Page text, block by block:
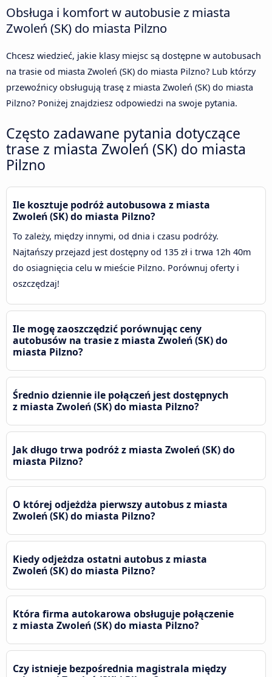
Obsługa i komfort w autobusie z miasta
Zwoleń (SK) do miasta Pilzno
Chcesz wiedzieć, jakie klasy miejsc są dostępne w autobusach
na trasie od miasta Zwoleń (SK) do miasta Pilzno? Lub którzy
przewoźnicy obsługują trasę z miasta Zwoleń (SK) do miasta
Pilzno? Poniżej znajdziesz odpowiedzi na swoje pytania.
Często zadawane pytania dotyczące
trase z miasta Zwoleń (SK) do miasta
Pilzno
Ile kosztuje podróż autobusowa z miasta
Zwoleń (SK) do miasta Pilzno?
To zależy, między innymi, od dnia i czasu podróży.
Najtańszy przejazd jest dostępny od 135 zł i trwa 12h 40m
do osiagnięcia celu w mieście Pilzno. Porównuj oferty i
oszczędzaj!
Ile mogę zaoszczędzić porównując ceny
autobusów na trasie z miasta Zwoleń (SK) do
miasta Pilzno?
Średnio dziennie ile połączeń jest dostępnych
z miasta Zwoleń (SK) do miasta Pilzno?
Jak długo trwa podróż z miasta Zwoleń (SK) do
miasta Pilzno?
O której odjeżdża pierwszy autobus z miasta
Zwoleń (SK) do miasta Pilzno?
Kiedy odjeżdza ostatni autobus z miasta
Zwoleń (SK) do miasta Pilzno?
Która firma autokarowa obsługuje połączenie
z miasta Zwoleń (SK) do miasta Pilzno?
Czy istnieje bezpośrednia magistrala między